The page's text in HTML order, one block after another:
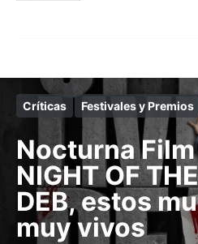
Críticas Festivales y Premios
Nocturna
NIGHT OF
DEB, estos
muy vivos